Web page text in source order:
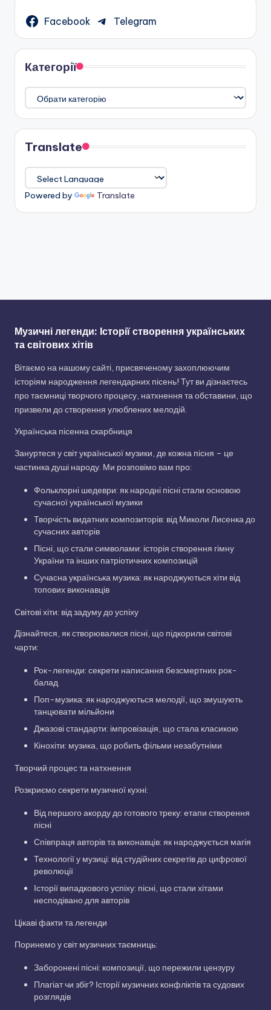
Facebook Telegram
Категорії
Категорії
Translate
Powered by Translate
Музичні легенди: Історії створення українських
та світових хітів
Вітаємо на нашому сайті, присвяченому захоплюючим
історіям народження легендарних пісень! Тут ви дізнаєтесь
про таємниці творчого процесу, натхнення та обставини, що
призвели до створення улюблених мелодій.
Українська пісенна скарбниця
Зануртеся у світ української музики, де кожна пісня – це
частинка душі народу. Ми розповімо вам про:
Фольклорні шедеври: як народні пісні стали основою
сучасної української музики
Творчість видатних композиторів: від Миколи Лисенка до
сучасних авторів
Пісні, що стали символами: історія створення гімну
України та інших патріотичних композицій
Сучасна українська музика: як народжуються хіти від
топових виконавців
Світові хіти: від задуму до успіху
Дізнайтеся, як створювалися пісні, що підкорили світові
чарти:
Рок-легенди: секрети написання безсмертних рок-
балад
Поп-музика: як народжуються мелодії, що змушують
танцювати мільйони
Джазові стандарти: імпровізація, що стала класикою
Кінохіти: музика, що робить фільми незабутніми
Творчий процес та натхнення
Розкриємо секрети музичної кухні:
Від першого акорду до готового треку: етапи створення
пісні
Співпраця авторів та виконавців: як народжується магія
Технології у музиці: від студійних секретів до цифрової
революції
Історії випадкового успіху: пісні, що стали хітами
несподівано для авторів
Цікаві факти та легенди
Поринемо у світ музичних таємниць:
Заборонені пісні: композиції, що пережили цензуру
Плагіат чи збіг? Історії музичних конфліктів та судових
розглядів